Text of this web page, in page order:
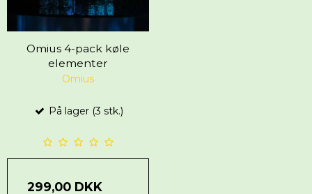
Omius 4-pack køle
elementer
Omius
På lager (3 stk.)
299,00 DKK